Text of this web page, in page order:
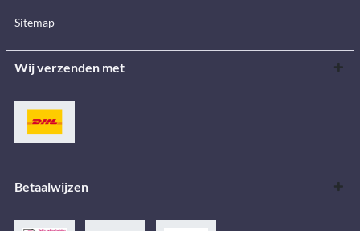
Sitemap
Wij verzenden met
Betaalwijzen